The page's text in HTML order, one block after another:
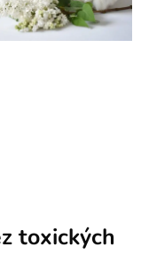
toxických